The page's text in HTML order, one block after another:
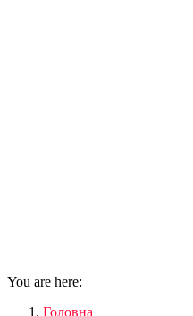
You are here:
Головна